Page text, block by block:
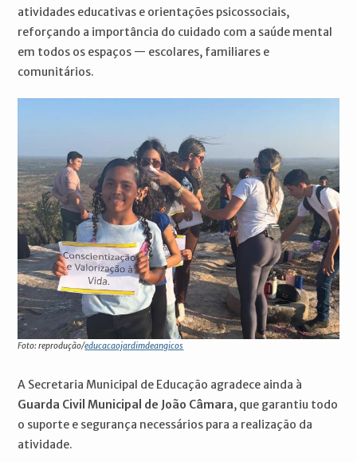
atividades educativas e orientações psicossociais,
reforçando a importância do cuidado com a saúde mental
em todos os espaços — escolares, familiares e
comunitários.
Foto: reprodução/educacaojardimdeangicos
A Secretaria Municipal de Educação agradece ainda à
Guarda Civil Municipal de João Câmara, que garantiu todo
o suporte e segurança necessários para a realização da
atividade.